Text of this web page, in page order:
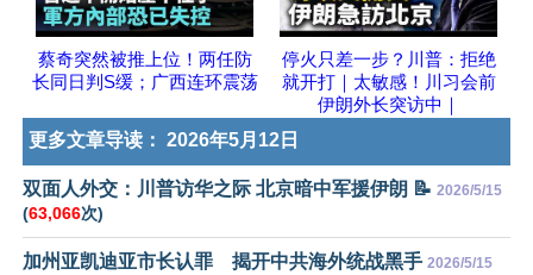
蔡奇突然被推上位！两任防
长同日判S缓；广西连环震荡
停火只差一步？川普：拒绝
就开打｜太敏感！川习会前
伊朗外长突访中｜
更多文章导读： 2026年5月12日
双面人外交：川普访华之际 北京暗中军援伊朗 📝 2026/5/15
(63,066次)
加州亚凯迪亚市长认罪 揭开中共海外统战黑手 2026/5/15